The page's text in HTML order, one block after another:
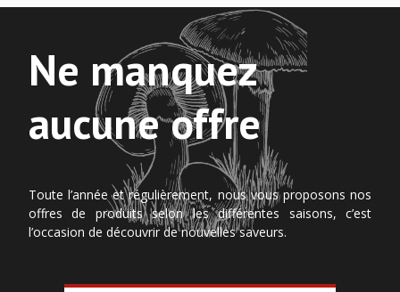
Ne manquez
aucune offre
Toute l’année et régulièrement, nous vous proposons nos
offres de produits selon les différentes saisons, c’est
l’occasion de découvrir de nouvelles saveurs.